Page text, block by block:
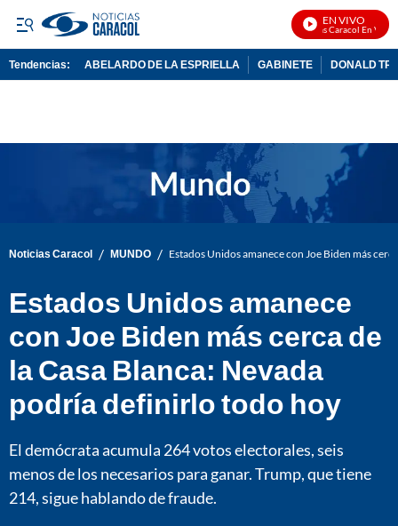
EN VIVO
Noticias Caracol En Vivo
Tendencias: ABELARDO DE LA ESPRIELLA GABINETE DONALD
Noticias Caracol / MUNDO / Estados Unidos amanece con Joe Biden más
Estados Unidos amanece
con Joe Biden más cerca de
la Casa Blanca: Nevada
podría definirlo todo hoy
El demócrata acumula 264 votos electorales, seis
menos de los necesarios para ganar. Trump, que tiene
214, sigue hablando de fraude.